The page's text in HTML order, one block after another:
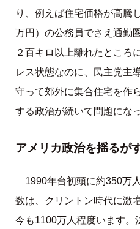
り、例えば住宅価格が高騰
万円）の公務員でさえ通勤
２百キロ以上離れたところ
レス状態なのに、民主党主
守って郊外に集合住宅を作
する政治が続いて問題にな
アメリカ政治を揺るが
1990年台初頭に約350万
数は、クリントン時代に激
今も1100万人程度います。